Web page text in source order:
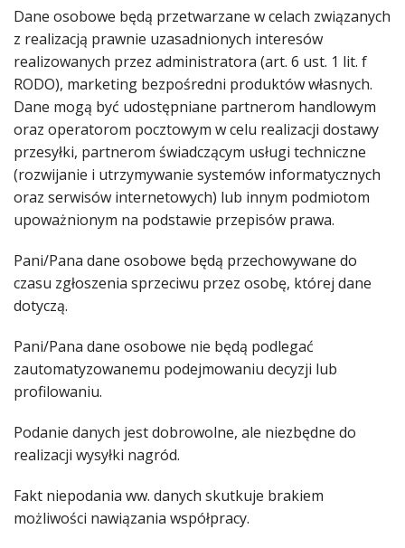
Dane osobowe będą przetwarzane w celach związanych
z realizacją prawnie uzasadnionych interesów
realizowanych przez administratora (art. 6 ust. 1 lit. f
RODO), marketing bezpośredni produktów własnych.
Dane mogą być udostępniane partnerom handlowym
oraz operatorom pocztowym w celu realizacji dostawy
przesyłki, partnerom świadczącym usługi techniczne
(rozwijanie i utrzymywanie systemów informatycznych
oraz serwisów internetowych) lub innym podmiotom
upoważnionym na podstawie przepisów prawa.
Pani/Pana dane osobowe będą przechowywane do
czasu zgłoszenia sprzeciwu przez osobę, której dane
dotyczą.
Pani/Pana dane osobowe nie będą podlegać
zautomatyzowanemu podejmowaniu decyzji lub
profilowaniu.
Podanie danych jest dobrowolne, ale niezbędne do
realizacji wysyłki nagród.
Fakt niepodania ww. danych skutkuje brakiem
możliwości nawiązania współpracy.